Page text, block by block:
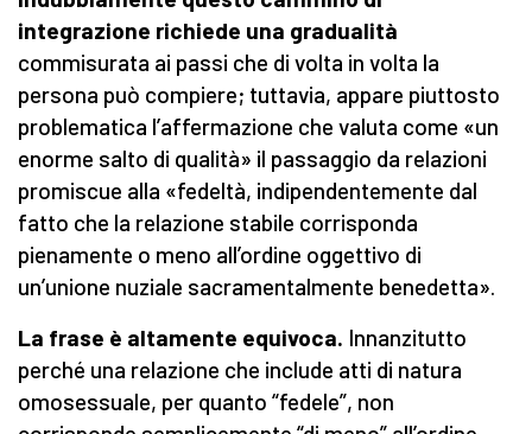
integrazione richiede una gradualità
commisurata ai passi che di volta in volta la
persona può compiere; tuttavia, appare piuttosto
problematica l’affermazione che valuta come «un
enorme salto di qualità» il passaggio da relazioni
promiscue alla «fedeltà, indipendentemente dal
fatto che la relazione stabile corrisponda
pienamente o meno all’ordine oggettivo di
un’unione nuziale sacramentalmente benedetta».
La frase è altamente equivoca. Innanzitutto
perché una relazione che include atti di natura
omosessuale, per quanto “fedele”, non